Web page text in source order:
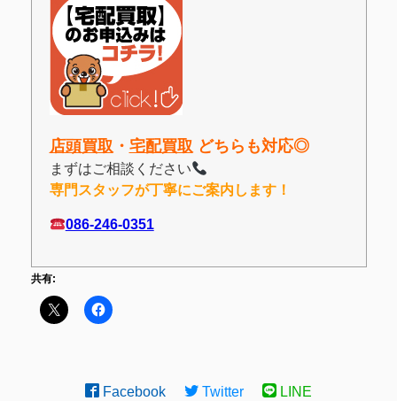
店頭買取 ・ 宅配買取 どちらも対応◎
まずはご相談ください
専門スタッフが丁寧にご案内します！
086-246-0351
共有:
Facebook Twitter LINE